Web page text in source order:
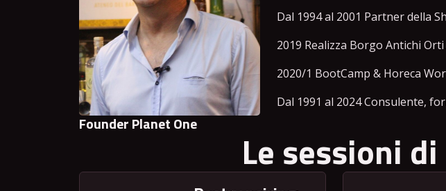
Founder Planet One
Dal 1994 al 2001 Partner della
2019 Realizza Borgo Antichi
2020/1 BootCamp & Horeca
Dal 1991 al 2024 Consulente,
Le sessioni